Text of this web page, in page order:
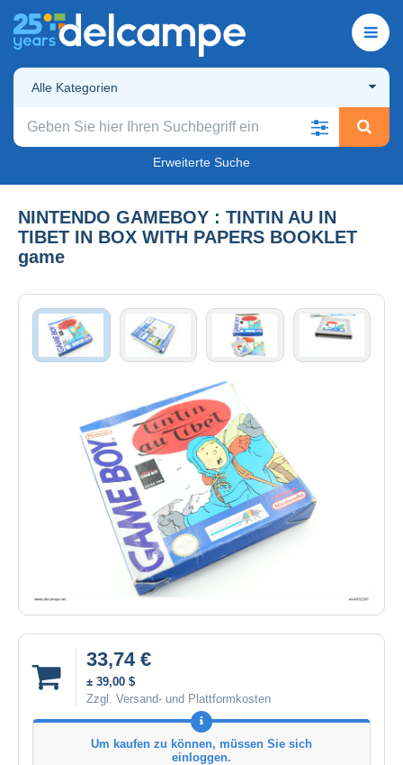
Alle Kategorien
Erweiterte Suche
NINTENDO GAMEBOY : TINTIN AU IN
TIBET IN BOX WITH PAPERS BOOKLET
game
33,74 €
± 39,00 $
Zzgl. Versand- und Plattformkosten
Um kaufen zu können, müssen Sie sich
einloggen.